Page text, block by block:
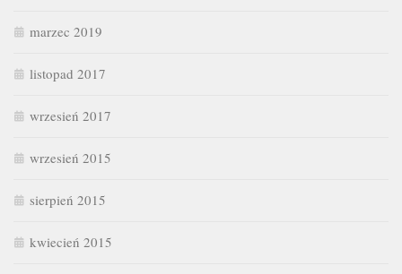
marzec 2019
listopad 2017
wrzesień 2017
wrzesień 2015
sierpień 2015
kwiecień 2015